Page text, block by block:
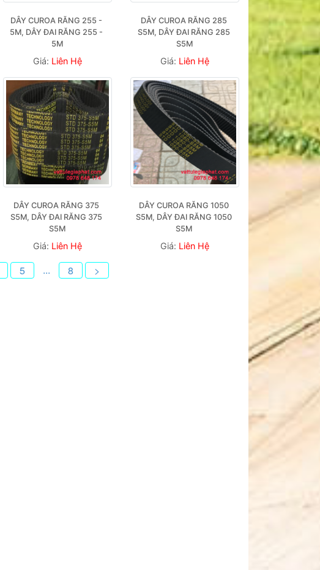
DÂY CUROA RĂNG 255 -
5M, DÂY ĐAI RĂNG 255 -
5M
Giá: Liên Hệ
DÂY CUROA RĂNG 285
S5M, DÂY ĐAI RĂNG 285
S5M
Giá: Liên Hệ
DÂY CUROA RĂNG 375
S5M, DÂY ĐAI RĂNG 375
S5M
Giá: Liên Hệ
DÂY CUROA RĂNG 1050
S5M, DÂY ĐAI RĂNG 1050
S5M
Giá: Liên Hệ
5 ... 8 >